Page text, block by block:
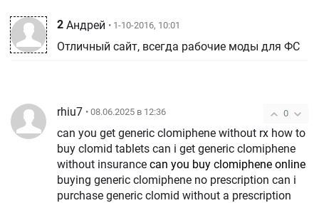
2 Андрей • 1-10-2016, 10:01
Отличный сайт, всегда рабочие моды для ФС
0
rhiu7 • 08.06.2025 в 12:36
can you get generic clomiphene without rx how to
buy clomid tablets can i get generic clomiphene
without insurance can you buy clomiphene online
buying generic clomiphene no prescription can i
purchase generic clomid without a prescription